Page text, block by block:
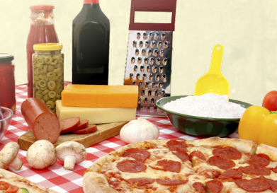
Sicherheit
Der Online-Shop
Das Bestellsystem
Der Bestellvorgang
Übertragung
Testshop
Styles
Kontakt